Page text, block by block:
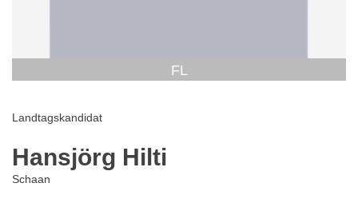
FL
Landtagskandidat
Hansjörg Hilti
Schaan